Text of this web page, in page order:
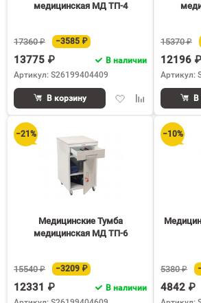
медицинская МД ТП-4
17360 ₽ −3585 ₽
13775 ₽
В наличии
Артикул: S26199404409
ДобавитьДобавить
сравнению
В корзину
15370 ₽
12196 ₽
Артикул:
В
−21%
Медицинские Тумба
медицинская МД ТП-6
15540 ₽ −3209 ₽
12331 ₽
В наличии
−10%
5380 ₽
4842 ₽